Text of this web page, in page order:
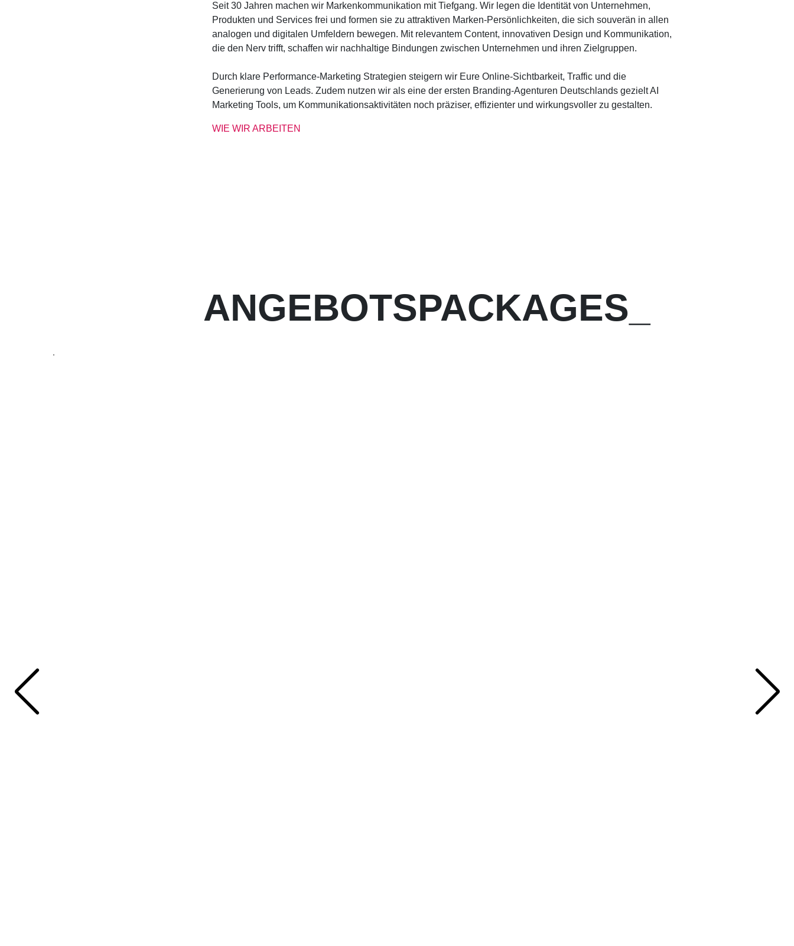
Seit 30 Jahren machen wir Markenkommunikation mit Tiefgang. Wir legen die Identität von Unternehmen,
Produkten und Services frei und formen sie zu attraktiven Marken-Persönlichkeiten, die sich souverän in allen
analogen und digitalen Umfeldern bewegen. Mit relevantem Content, innovativen Design und Kommunikation,
die den Nerv trifft, schaffen wir nachhaltige Bindungen zwischen Unternehmen und ihren Zielgruppen.
Durch klare Performance-Marketing Strategien steigern wir Eure Online-Sichtbarkeit, Traffic und die
Generierung von Leads. Zudem nutzen wir als eine der ersten Branding-Agenturen Deutschlands gezielt AI
Marketing Tools, um Kommunikationsaktivitäten noch präziser, effizienter und wirkungsvoller zu gestalten.
WIE WIR ARBEITEN
ANGEBOTSPACKAGES